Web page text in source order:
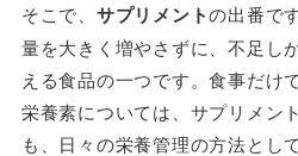
そこで、 サプリメントの出番で
量を大きく増やさずに、不足し
える食品の一つです。食事だけ
栄養素については、サプリメン
も、日々の栄養管理の方法とし